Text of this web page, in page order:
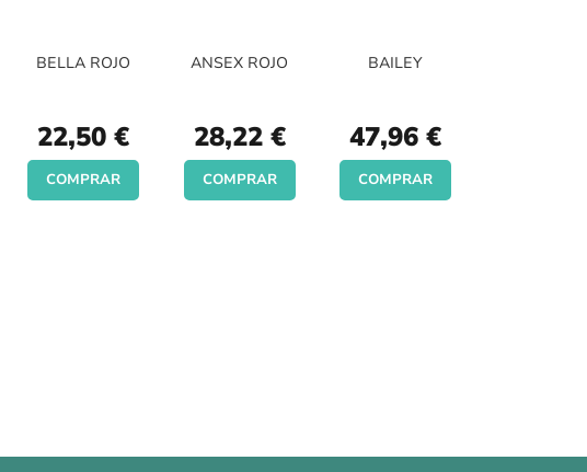
BELLA ROJO
22,50 €
COMPRAR
ANSEX ROJO
28,22 €
COMPRAR
BAILEY
47,96 €
COMPRAR